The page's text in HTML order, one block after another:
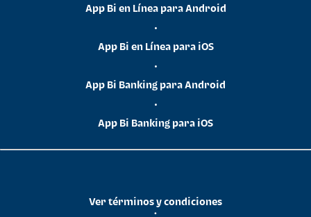
App Bi en Línea para Android
•
App Bi en Línea para iOS
•
App Bi Banking para Android
•
App Bi Banking para iOS
•
Ver términos y condiciones